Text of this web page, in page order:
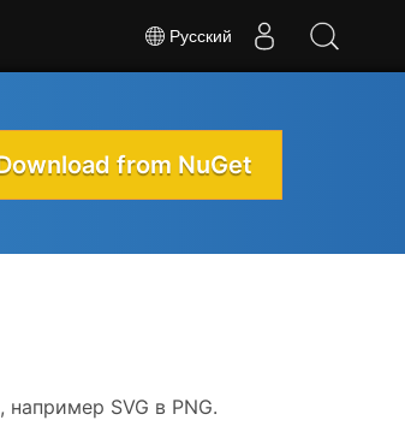
Русский
from NuGet
SVG в PNG.